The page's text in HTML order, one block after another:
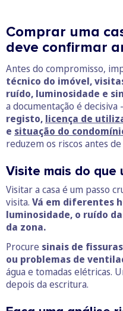
Comprar uma
deve confirmar
Antes do compromisso,
técnico do imóvel,
ruído, luminosidade e
a documentação é
registo, licença de
e situação do
reduzem os riscos antes
Visite mais do que
Visitar a casa é um passo
visita. Vá em diferentes
luminosidade, o ruído
da zona.
Procure sinais de
ou problemas de
água e tomadas elétricas.
depois da escritura.